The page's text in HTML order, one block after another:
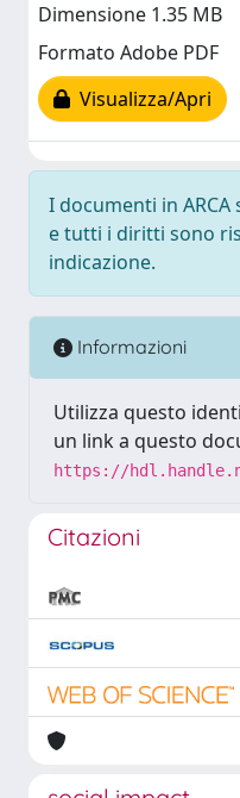
Dimensione 1.35 MB
Formato Adobe PDF
Visualizza/Apri
I documenti in
e tutti i diritti sono
indicazione.
Informazioni
Utilizza questo
un link a questo
https://
Citazioni